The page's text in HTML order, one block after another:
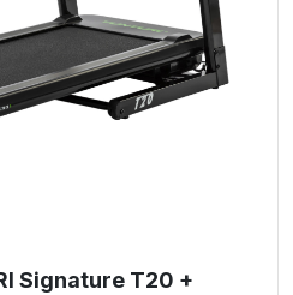
Signature T20 +